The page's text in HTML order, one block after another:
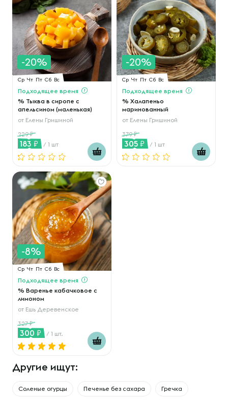
-20%
Ср Чт Пт Сб Вс
Подходящее время
% Тыква в сиропе с
апельсином (маленькая)
от Елены Гришиной
229
183 / 1 шт
-20%
Ср Чт Пт Сб Вс
Подходящее время
% Халапеньо
маринованный
от Елены Гришиной
379
305 / 1 шт
-8%
Ср Чт Пт Сб Вс
Подходящее время
% Варенье кабачковое с
лимоном
от Ешь Деревенское
327
300 / 1 шт.
Другие ищут:
Соленые огурцы Печенье без сахара Гречка